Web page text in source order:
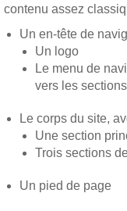
contenu assez
Un en-tête de
Un logo
Le menu de
vers les
Le corps du site,
Une section
Trois sections
Un pied de page